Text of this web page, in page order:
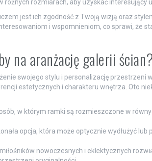
rozmiarach, aby uzyskać interesujący
jest ich zgodność z Twoją wizją oraz
i wspomnieniom, co sprawi, że
na aranżację galerii
swojego stylu i personalizację przestrzeni
estetycznych i charakteru wnętrza. Oto
w którym ramki są rozmieszczone w
opcja, która może optycznie wydłużyć
nowoczesnych i eklektycznych